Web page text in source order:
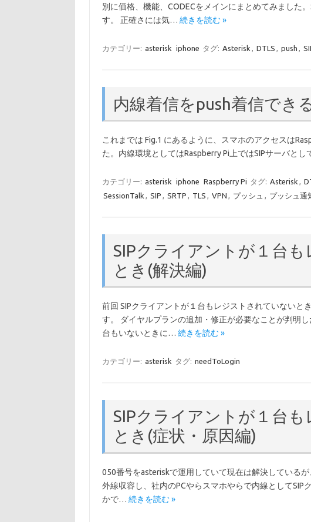
別に価格、機能、CODECをメインにまとめてみました
す。 正確さには気… 続きを読む »
カテゴリー: asterisk iphone タグ: Asterisk , DTLS , push ,
内線着信をpush着信でき
これまでは Fig.1 にあるように、スマホのアクセスは
た。内線環境としてはRaspberry Pi上ではSIPサーバと
カテゴリー: asterisk iphone Raspberry Pi タグ: Asterisk
SessionTalk
SIP SRTP TLS VPN プッシュ プッシュ通
SIPクライアントが１台
とき(解決編)
前回 SIPクライアントが１台もレジストされていないと
す。 ダイヤルプランの追加・修正が必要なことが判明
台もいないときに… 続きを読む »
カテゴリー: asterisk タグ: needToLogin
SIPクライアントが１台
とき(症状・原因編)
050番号をasteriskで運用していて現在は解決している
外線収容し、社内のPCやらスマホやらで内線として
かで… 続きを読む »